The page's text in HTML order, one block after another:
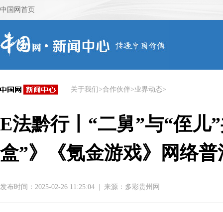
关于我们 >合作伙伴>业界动态>
E法黔行丨“二舅”与“侄儿
盒”》《氪金游戏》网络
发布时间：2025-02-26 11:25:04 来源： 多彩贵州网